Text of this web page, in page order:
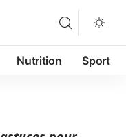
Nutrition Sport